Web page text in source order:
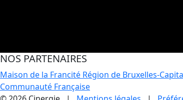
NOS PARTENAIRES
Maison de la Francité Région de Bruxelles-
Communauté Française